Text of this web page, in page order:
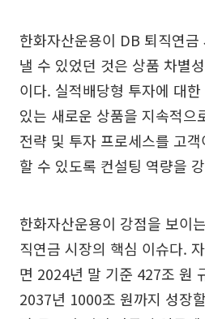
한화자산운용이 DB 퇴직연
낼 수 있었던 것은 상품 차별
이다. 실적배당형 투자에 대
있는 새로운 상품을 지속적으
전략 및 투자 프로세스를 고
할 수 있도록 컨설팅 역량을
한화자산운용이 강점을 보이
직연금 시장의 핵심 이슈다.
면 2024년 말 기준 427조 원
2037년 1000조 원까지 성장